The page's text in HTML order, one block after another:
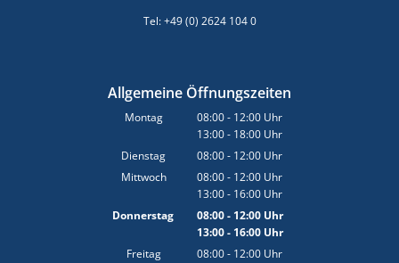
Tel: +49 (0) 2624 104 0
Allgemeine Öffnungszeiten
Montag 08:00- 12:00 Uhr
Von 08:00 bis 12:00 Uhr
13:00- 18:00 Uhr
Von 13:00 bis 18:00 Uhr
Dienstag 08:00- 12:00 Uhr
Von 08:00 bis 12:00 Uhr
Mittwoch 08:00- 12:00 Uhr
Von 08:00 bis 12:00 Uhr
13:00- 16:00 Uhr
Von 13:00 bis 16:00 Uhr
Donnerstag 08:00- 12:00Uhr
Von 08:00 bis 12:00 Uhr
13:00- 16:00Uhr
Von 13:00 bis 16:00 Uhr
Freitag 08:00- 12:00 Uhr